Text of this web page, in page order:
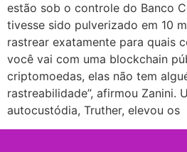
estão sob o controle do Banco
tivesse sido pulverizado em 10
rastrear exatamente para quais
você vai com uma blockchain
criptomoedas, elas não tem
rastreabilidade”, afirmou Zanini.
autocustódia, Truther, elevou os